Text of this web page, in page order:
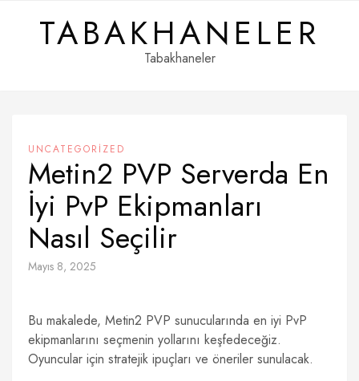
TABAKHANELER
Tabakhaneler
UNCATEGORIZED
Metin2 PVP Serverda En
İyi PvP Ekipmanları
Nasıl Seçilir
Mayıs 8, 2025
Bu makalede, Metin2 PVP sunucularında en iyi PvP
ekipmanlarını seçmenin yollarını keşfedeceğiz.
Oyuncular için stratejik ipuçları ve öneriler sunulacak.